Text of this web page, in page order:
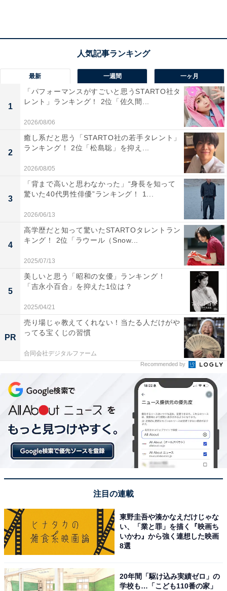
取材などのリポート記事も担当。All AboutおよびAll
About ニュースでのライター歴は5年。
次ページ
3位までの全ランキング結果を見
る
大学受験期に「一番行ったファストフードチェ
ーン」ランキング！ 2位「サイゼリヤ」、1位
は？
1 2
最新 一週間 一ヶ月
1
「パフォーマンスがすごいと思うSTARTO社タ
レント」ランキング！ 2位「佐久間...
2026/08/06
2
癒し系だと思う「STARTO社の若手タレント」
ランキング！ 2位「松島聡」を抑え...
2026/08/05
3
「背まで高いと思わなかった」“身長を知って
驚いた40代男性俳優”ランキング！ 1...
2026/06/13
4
高学歴だと知って驚いたSTARTOタレントラン
キング！ 2位「ラウール（Snow...
2025/07/13
5
美しいと思う「昭和の女優」ランキング！
「吉永小百合」を抑えた1位は？
2025/04/21
PR
売り場じゃ教えてくれない！当たる人だけがや
ってる宝くじの習慣
合同会社デジタルファーム
Recommended by
注目の連載
東野圭吾や湊かなえだけじゃな
い、「業と罪」を描く『映画ち
いかわ』から強く連想した映画
8選
20年間「駆け込み実績ゼロ」の
学校も…「こども110番の家」